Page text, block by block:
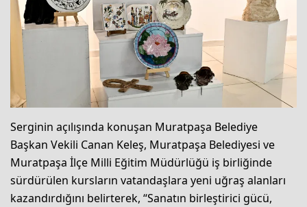
Serginin açılışında konuşan Muratpaşa Belediye
Başkan Vekili Canan Keleş, Muratpaşa Belediyesi ve
Muratpaşa İlçe Milli Eğitim Müdürlüğü iş birliğinde
sürdürülen kursların vatandaşlara yeni uğraş alanları
kazandırdığını belirterek, “Sanatın birleştirici gücü,